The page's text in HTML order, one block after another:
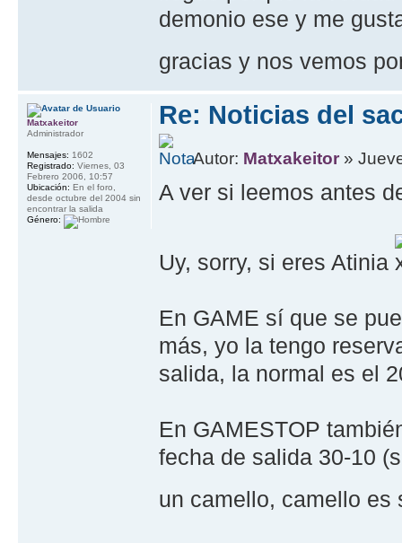
demonio ese y me
gracias y nos vemos
Re: Noticias del
Autor: Matxakeitor »
A ver si leemos antes
Uy, sorry, si eres Atinia
En GAME sí que se
más, yo la tengo
salida, la normal es el
En GAMESTOP
fecha de salida 30-10
un camello, camello
Matxakeitor
Administrador
Mensajes: 1602
Registrado: Viernes, 03
Febrero 2006, 10:57
Ubicación: En el foro,
desde octubre del 2004 sin
encontrar la salida
Género: